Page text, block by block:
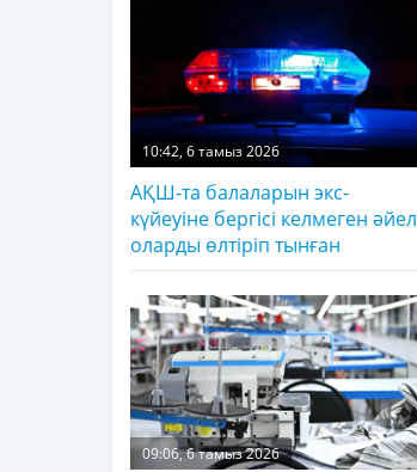
10:42, 6 тамыз 2026
АҚШ-та балаларын экс-
күйеуіне бергісі келмеген әйел
оларды өлтіріп тынған
09:06, 6 тамыз 2026